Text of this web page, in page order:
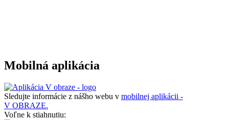
Mobilná aplikácia
Sledujte informácie z nášho webu v mobilnej aplikácii -
V OBRAZE.
Voľne k stiahnutiu: